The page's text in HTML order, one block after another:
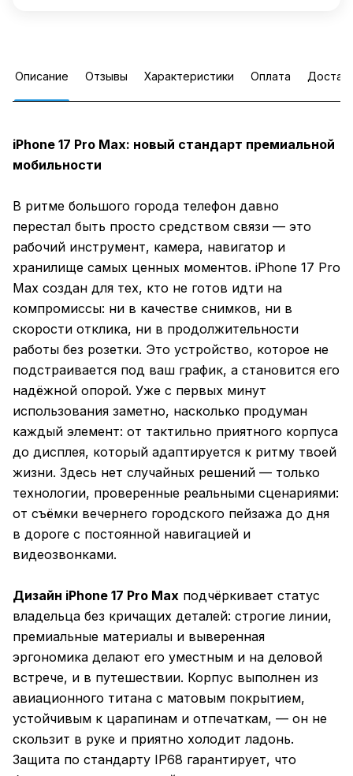
Описание Отзывы Характеристики Оплата
iPhone 17 Pro Max: новый стандарт премиальной
мобильности
В ритме большого города телефон давно
перестал быть просто средством связи — это
рабочий инструмент, камера, навигатор и
хранилище самых ценных моментов. iPhone 17 Pro
Max создан для тех, кто не готов идти на
компромиссы: ни в качестве снимков, ни в
скорости отклика, ни в продолжительности
работы без розетки. Это устройство, которое не
подстраивается под ваш график, а становится его
надёжной опорой. Уже с первых минут
использования заметно, насколько продуман
каждый элемент: от тактильно приятного корпуса
до дисплея, который адаптируется к ритму твоей
жизни. Здесь нет случайных решений — только
технологии, проверенные реальными сценариями:
от съёмки вечернего городского пейзажа до дня
в дороге с постоянной навигацией и
видеозвонками.
Дизайн iPhone 17 Pro Max подчёркивает статус
владельца без кричащих деталей: строгие линии,
премиальные материалы и выверенная
эргономика делают его уместным и на деловой
встрече, и в путешествии. Корпус выполнен из
авиационного титана с матовым покрытием,
устойчивым к царапинам и отпечаткам, — он не
скользит в руке и приятно холодит ладонь.
Защита по стандарту IP68 гарантирует, что